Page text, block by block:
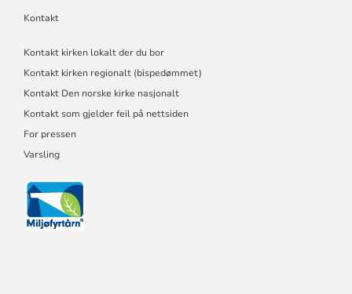
Kontakt
Kontakt kirken lokalt der du bor
Kontakt kirken regionalt (bispedømmet)
Kontakt Den norske kirke nasjonalt
Kontakt som gjelder feil på nettsiden
For pressen
Varsling